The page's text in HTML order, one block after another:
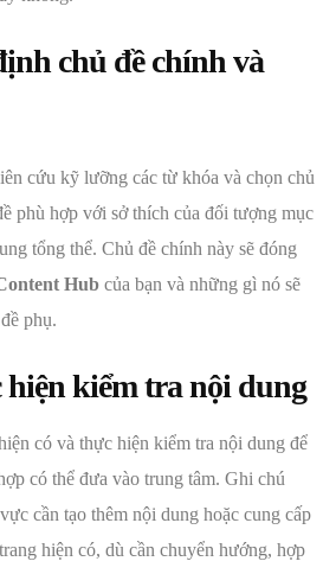
chủ đề chính và
cứu kỹ lưỡng các từ khóa và chọn chủ
phù hợp với sở thích của đối tượng mục
tổng thể. Chủ đề chính này sẽ đóng
Hub của bạn và những gì nó sẽ
phụ.
kiểm tra nội dung
có và thực hiện kiểm tra nội dung để
có thể đưa vào trung tâm. Ghi chú
cần tạo thêm nội dung hoặc cung cấp
hiện có, dù cần chuyển hướng, hợp